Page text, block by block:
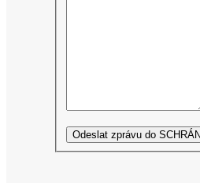
Odeslat zprávu do